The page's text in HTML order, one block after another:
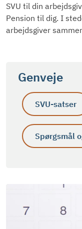
SVU til din
Pension til dig. I
arbejdsgiver
Genveje
SVU-satser
Spørgsmål